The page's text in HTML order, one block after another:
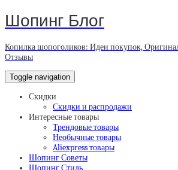
Шопинг Блог
Копилка шопоголиков: Идеи покупок,
Отзывы
Toggle navigation
Скидки
Скидки и распродажи
Интересные товары
Трендовые товары
Необычные товары
Aliexpress товары
Шопинг Советы
Шопинг Стиль